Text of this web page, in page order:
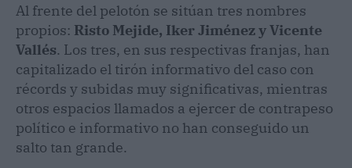
Al frente del pelotón se sitúan tres nombres
propios: Risto Mejide, Iker Jiménez y Vicente
Vallés. Los tres, en sus respectivas franjas, han
capitalizado el tirón informativo del caso con
récords y subidas muy significativas, mientras
otros espacios llamados a ejercer de contrapeso
político e informativo no han conseguido un
salto tan grande.